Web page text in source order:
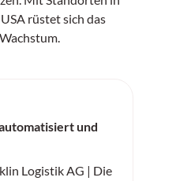
rüstet sich das
und
Logistik AG | Die